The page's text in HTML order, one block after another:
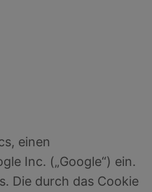
einen
Inc. („Google“) ein.
Die durch das Cookie